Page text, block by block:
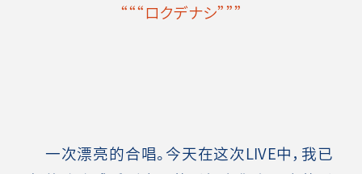
“““ロクデナシ”””
一次漂亮的合唱。今天在这次LIVE中，我已